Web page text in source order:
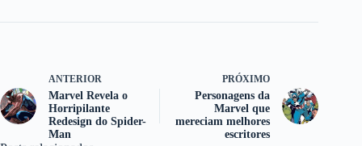
ANTERIOR
Marvel Revela o
Horripilante
Redesign do Spider-
Man
PRÓXIMO
Personagens da
Marvel que
mereciam melhores
escritores